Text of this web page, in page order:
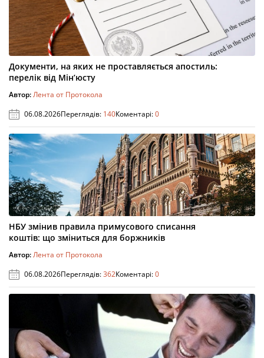
Документи, на яких не проставляється апостиль:
перелік від Мін’юсту
Автор:Лента от Протокола
06.08.2026Переглядів: 140Коментарі:0
НБУ змінив правила примусового списання
коштів: що зміниться для боржників
Автор:Лента от Протокола
06.08.2026Переглядів:362Коментарі:0